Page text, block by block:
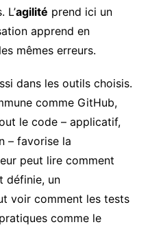
L’agilité prend ici un
apprend en
mêmes erreurs.
dans les outils choisis.
comme GitHub,
le code – applicatif,
– favorise la
peut lire comment
définie, un
voir comment les tests
comme le